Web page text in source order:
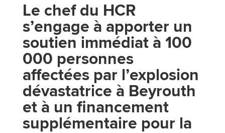
Le chef du HCR
s’engage à apporter un
soutien immédiat à 100
000 personnes
affectées par l’explosion
dévastatrice à Beyrouth
et à un financement
supplémentaire pour la